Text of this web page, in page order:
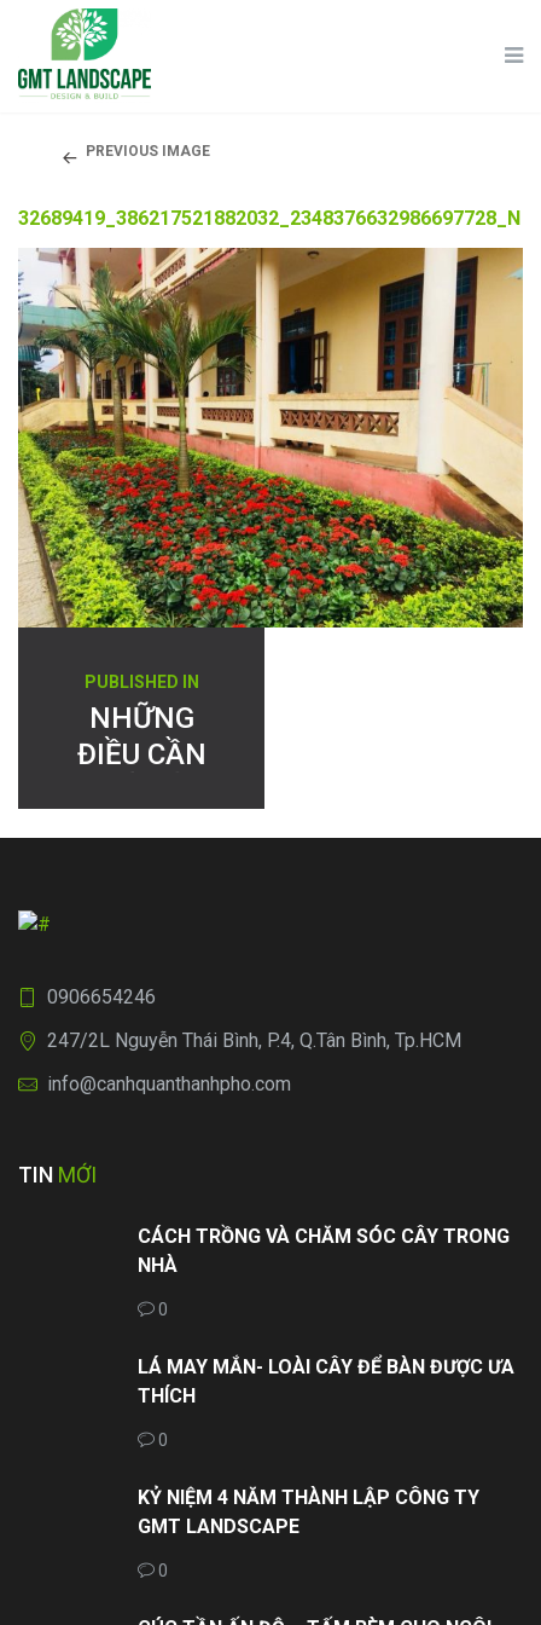
PREVIOUS IMAGE
32689419_386217521882032_2348376632986697728_N
hướng
bài
viết
PUBLISHED IN
NHỮNG
ĐIỀU CẦN
0906654246
247/2L Nguyễn Thái Bình, P.4, Q.Tân Bình, Tp.HCM
info@canhquanthanhpho.com
TIN MỚI
CÁCH TRỒNG VÀ CHĂM SÓC CÂY TRONG
NHÀ
0
LÁ MAY MẮN- LOÀI CÂY ĐỂ BÀN ĐƯỢC ƯA
THÍCH
0
KỶ NIỆM 4 NĂM THÀNH LẬP CÔNG TY
GMT LANDSCAPE
0